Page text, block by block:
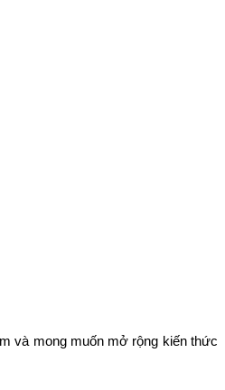
và mong muốn mở rộng kiến thức